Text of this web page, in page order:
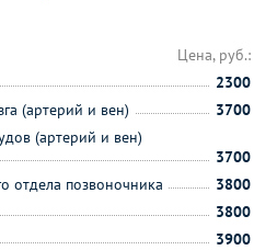
Цена, руб.:
2300
(артерий и вен)
3700
(артерий и вен)
3700
отдела позвоночника
3800
3800
3900